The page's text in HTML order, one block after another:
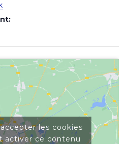
les cookies
activer ce contenu